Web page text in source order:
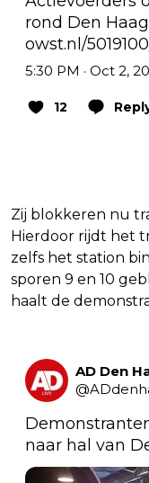
owst.nl/
5:30 PM · Oct 2,
12
Zij blokkeren nu
Hierdoor rijdt het
zelfs het station
sporen 9 en 10
haalt de
AD Den
@
naar hal van